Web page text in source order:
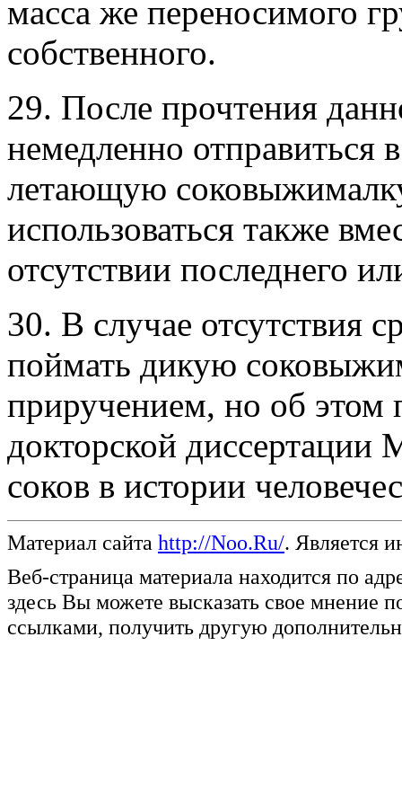
масса же переносимого
собственного.
29. После прочтения
немедленно отправиться
летающую
использоваться также
отсутствии последнего
30. В случае отсутствия
поймать дикую
приручением, но об этом
докторской
соков в истории
Материал сайта http://Noo.Ru/. Является
Веб-страница материала находится по
здесь Вы можете высказать свое мнение
ссылками, получить другую